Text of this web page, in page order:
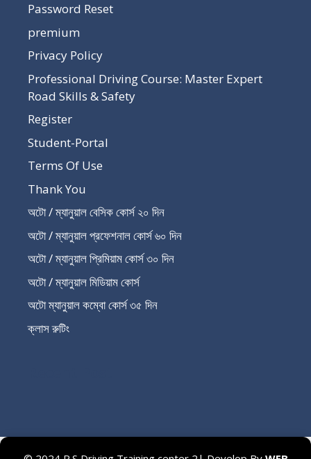
Password Reset
premium
Privacy Policy
Professional Driving Course: Master Expert
Road Skills & Safety
Register
Student-Portal
Terms Of Use
Thank You
অটো / ম্যানুয়াল বেসিক কোর্স ২০ দিন
অটো / ম্যানুয়াল প্রফেশনাল কোর্স ৬০ দিন
অটো / ম্যানুয়াল প্রিমিয়াম কোর্স ৩০ দিন
অটো / ম্যানুয়াল মিডিয়াম কোর্স
অটো ম্যানুয়াল কম্বো কোর্স ৩৫ দিন
ক্লাস রুটিং